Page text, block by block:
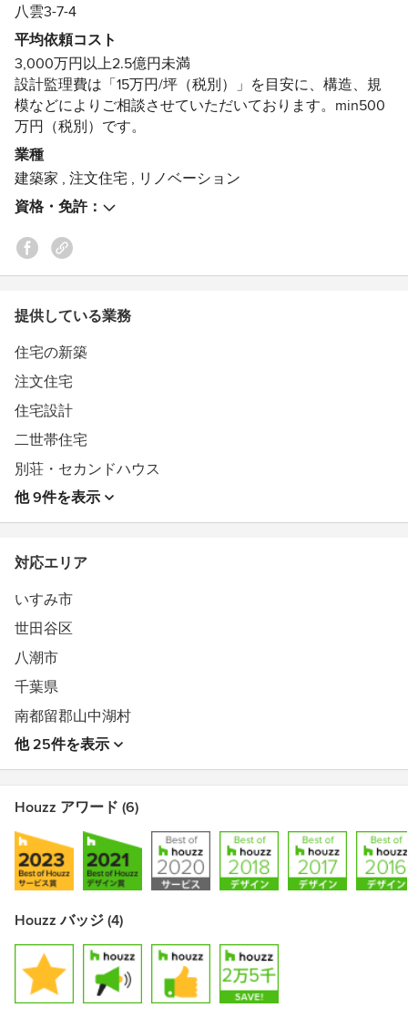
た空間づくり。人も空気もよどみなく、つながっているよ
うな・・・そんな家をつくりたいと考えています。
木やしっくい、珪藻土といった自然素材を大切に表現した
いと思っています。
HP内のブログで、設計のプロセスや現場の進捗をお知ら
せしています。
ぜひご覧ください。
過去記事はアメブロにて。
家づくりのプロセスや建築のことはもちろん、日々感じた
ことなど綴っています。
http://ameblo.jp/atelier137
八雲3-7-4
平均依頼コスト
3,000万円以上2.5億円未満
設計監理費は「15万円/坪（税別）」を目安に、構造、規
模などによりご相談させていただいております。min500
万円（税別）です。
業種
建築家 , 注文住宅 , リノベーション
資格・免許：
提供している業務
住宅の新築
注文住宅
住宅設計
二世帯住宅
別荘・セカンドハウス
他 9件を表示
対応エリア
いすみ市
世田谷区
八潮市
千葉県
南都留郡山中湖村
他 25件を表示
Houzz アワード (6)
Houzz バッジ (4)